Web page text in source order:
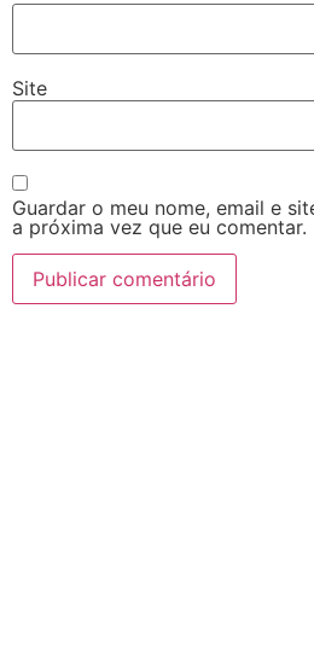
Site
Guardar o meu nome, email e
a próxima vez que eu comentar.